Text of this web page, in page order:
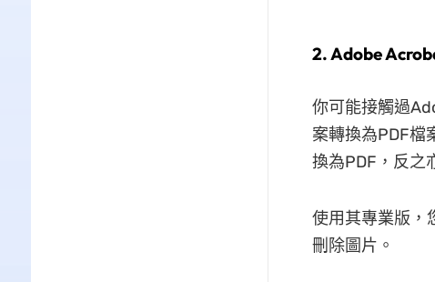
2. Adobe
你可能接觸過
案轉換為PDF檔
換為PDF，反之
使用其專業版，
刪除圖片。